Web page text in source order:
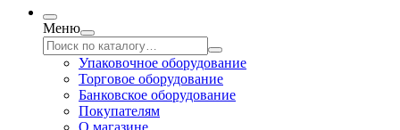
Меню
Упаковочное оборудование
Торговое оборудование
Банковское оборудование
Покупателям
О магазине